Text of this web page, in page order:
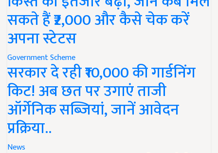
सकते हैं ₹2,000 और कैसे चेक करें
अपना स्टेटस
Government Scheme
सरकार दे रही ₹10,000 की गार्डनिंग
किट! अब छत पर उगाएं ताजी
ऑर्गेनिक सब्जियां, जानें आवेदन
प्रक्रिया..
News